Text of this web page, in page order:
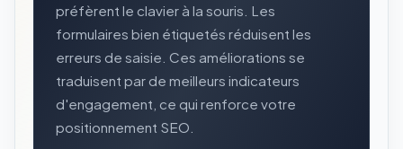
préfèrent le clavier à la souris. Les
formulaires bien étiquetés réduisent les
erreurs de saisie. Ces améliorations se
traduisent par de meilleurs indicateurs
d'engagement, ce qui renforce votre
positionnement SEO.